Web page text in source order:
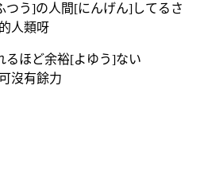
う]の人間[にんげん]してるさ
人類呀
るほど余裕[よゆう]ない
沒有餘力